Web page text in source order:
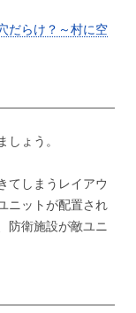
だらけ？～村に空
ょう。
てしまうレイアウ
ニットが配置され
防衛施設が敵ユニ